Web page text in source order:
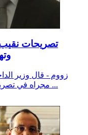
زووم - قال وزير
مجراه في تصريحات النقيب زياد فرج الله الذي نشر فيديو ...